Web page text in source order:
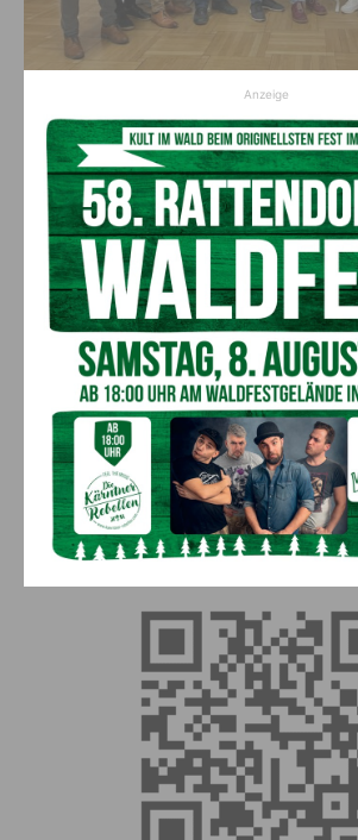
Steuerungsgruppe (c) LAG Region
Aufruf zum
Ort oder online teilen
„Für die Region ist das eine große
Veränderungen vom Kleinen in ein großes
und Ressourcen für die Zukunft zu
ManagerFriedrich Veider. Je mehr
einbringen, desto stärker ist der Mehrwert
für die Bevölkerung das Mitmachen so
machen, wurde ein eigenes Onlinetool
Code scannt oder direkt auf den Link
hermagor.at/irep_he/
klickt, kann dem
Anliegen, Ideen und Wünsche
Anregungen werden aufgenommen und
Anzeige